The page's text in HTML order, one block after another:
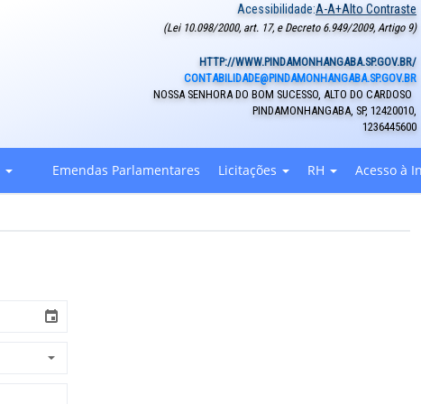
Acessibilidade:A-A+Alto Contraste
(Lei 10.098/2000, art. 17, e Decreto 6.949/2009, Artigo 9)
HTTP://WWW.PINDAMONHANGABA.SP.GOV.BR/
CONTABILIDADE@PINDAMONHANGABA.SP.GOV.BR
NOSSA SENHORA DO BOM SUCESSO, ALTO DO CARDOSO
PINDAMONHANGABA, SP, 12420010,
1236445600
Emendas Parlamentares Licitações RH Acesso à